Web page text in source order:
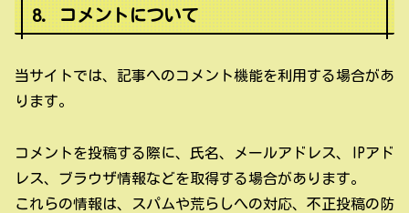
8. コメントについて
当サイトでは、記事へのコメント機能を利用する場合があ
ります。
コメントを投稿する際に、氏名、メールアドレス、IPアド
レス、ブラウザ情報などを取得する場合があります。
これらの情報は、スパムや荒らしへの対応、不正投稿の防